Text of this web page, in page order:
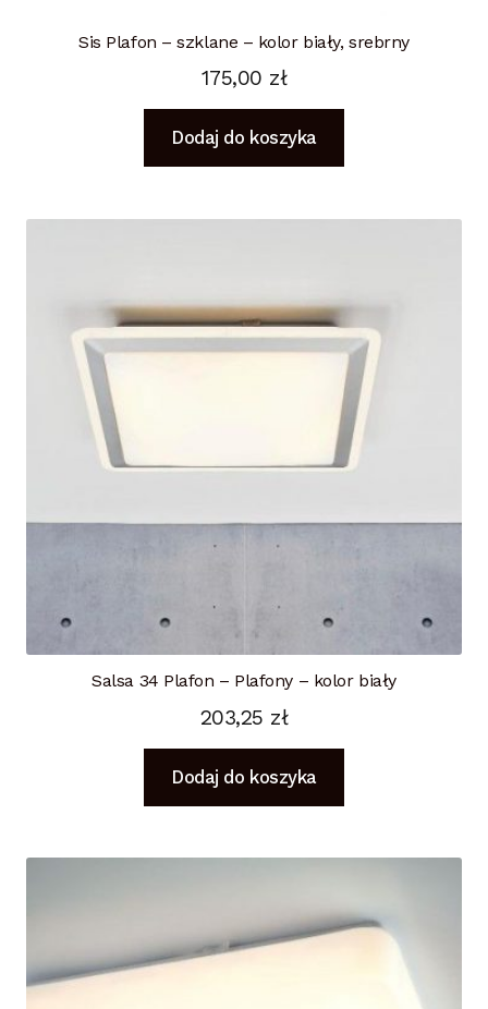
Sis Plafon – szklane – kolor biały, srebrny
175,00 zł
Dodaj do koszyka
Salsa 34 Plafon – Plafony – kolor biały
203,25 zł
Dodaj do koszyka